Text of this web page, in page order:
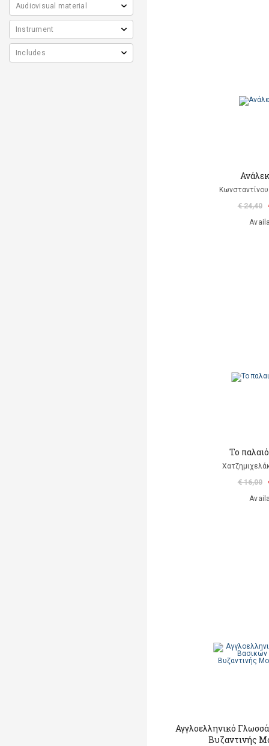
€ 24,40
Το
€ 16,00
Αγγλοελληνικό
Βυζαντινής